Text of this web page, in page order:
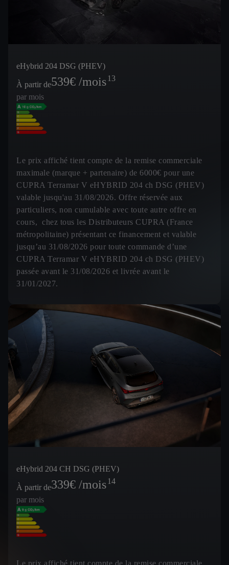
eHybrid 204 DSG (PHEV)
À partir de539€ /mois13
par mois
Le prix affiché tient compte de la remise commerciale
maximale (marque + partenaire) de 6000€ pour une
CUPRA Terramar V eHYBRID 204 ch DSG (PHEV)
valable jusqu'au 31/08/2026. Offre réservée aux
particuliers, non cumulable avec toute autre offre en
cours, chez tous les Distributeurs CUPRA (France
métropolitaine) présentant ce financement et valable
jusqu’au 31/08/2026 pour toute commande d’une
CUPRA Terramar V eHYBRID 204 ch DSG (PHEV)
passée avant le 31/08/2026 et livrée avant le
31/01/2027.
eHybrid 204 CH DSG (PHEV)
À partir de339€ /mois14
par mois